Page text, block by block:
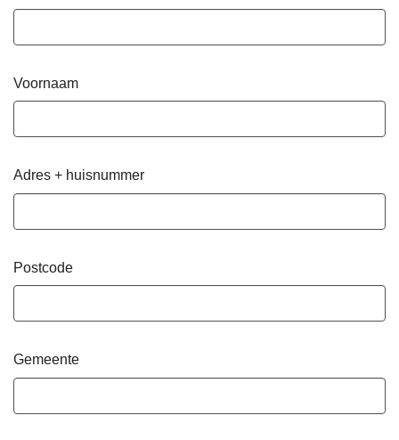
Voornaam
Adres + huisnummer
Postcode
Gemeente